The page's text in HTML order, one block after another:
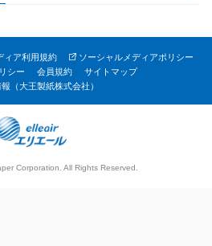
ィア利用規約
ソーシャルメディアポリシー
シー
会員規約
サイトマップ
（大王製紙株式会社）
Corporation. All Rights Reserved.